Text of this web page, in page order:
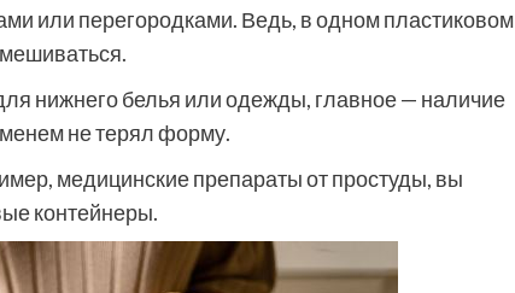
или перегородками. Ведь, в одном пластиковом
нижнего белья или одежды, главное — наличие
не терял форму.
медицинские препараты от простуды, вы
контейнеры.